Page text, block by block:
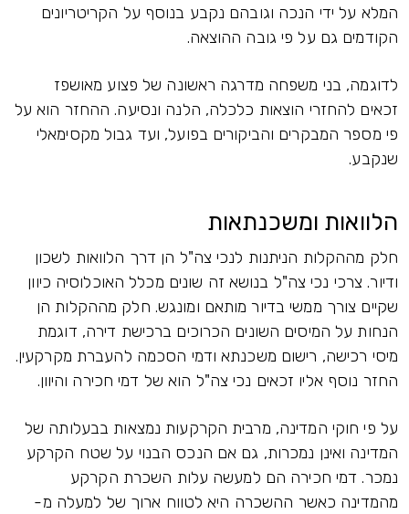
המלא על ידי הנכה וגובהם נקבע בנוסף על הקריטריונים
הקודמים גם על פי גובה ההוצאה.
לדוגמה, בני משפחה מדרגה ראשונה של פצוע מאושפז
זכאים להחזרי הוצאות כלכלה, הלנה ונסיעה. ההחזר הוא על
פי מספר המבקרים והביקורים בפועל, ועד גבול מקסימאלי
שנקבע.
הלוואות ומשכנתאות
חלק מההקלות הניתנות לנכי צה"ל הן דרך הלוואות לשכון
ודיור. צרכי נכי צה"ל בנושא זה שונים מכלל האוכלוסיה כיוון
שקיים צורך ממשי בדיור מותאם ומונגש. חלק מההקלות הן
הנחות על המיסים השונים הכרוכים ברכישת דירה, דוגמת
מיסי רכישה, רישום משכנתא ודמי הסכמה להעברת מקרקעין.
החזר נוסף אליו זכאים נכי צה"ל הוא של דמי חכירה והיוון.
על פי חוקי המדינה, מרבית הקרקעות נמצאות בבעלותה של
המדינה ואינן נמכרות, גם אם הנכס הבנוי על שטח הקרקע
נמכר. דמי חכירה הם למעשה עלות השכרת הקרקע
מהמדינה כאשר ההשכרה היא לטווח ארוך של למעלה מ-